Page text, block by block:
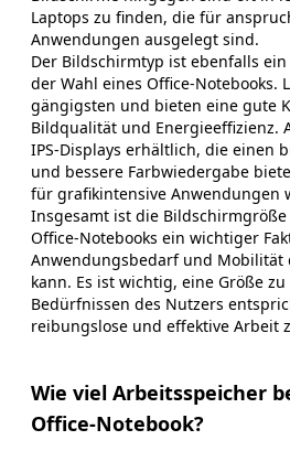
Laptops zu finden, die für
Anwendungen ausgelegt sind.
Der Bildschirmtyp ist ebenfalls
der Wahl eines Office-Notebooks.
gängigsten und bieten eine gute
Bildqualität und Energieeffizienz.
IPS-Displays erhältlich, die einen
und bessere Farbwiedergabe
für grafikintensive Anwendungen
Insgesamt ist die
Office-Notebooks ein wichtiger
Anwendungsbedarf und Mobilität
kann. Es ist wichtig, eine Größe
Bedürfnissen des Nutzers
reibungslose und effektive Arbeit
Wie viel Arbeitsspeicher
Office-Notebook?